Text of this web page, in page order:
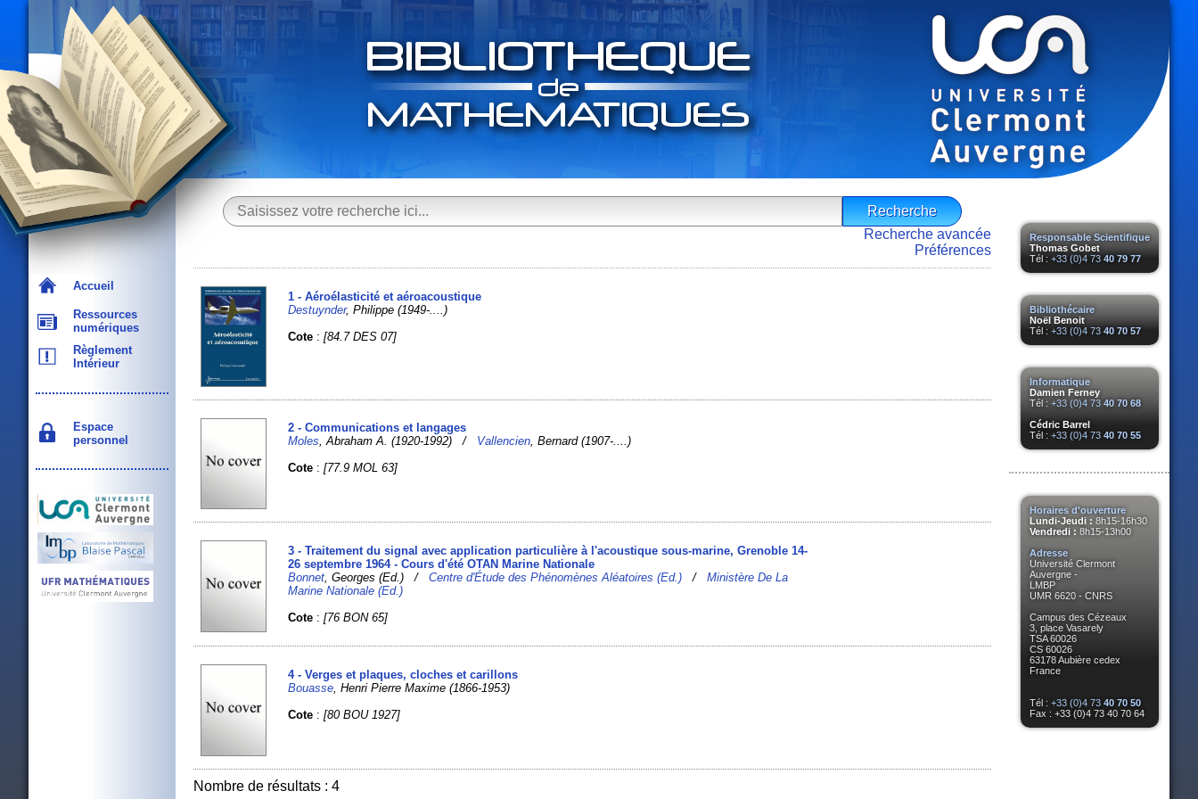
Accueil
Ressources
numériques
Règlement
Intérieur
Espace
personnel
Responsable Scientifique
Thomas Gobet
Tél : +33 (0)4 73 40 79 77
Bibliothécaire
Noël Benoit
Tél : +33 (0)4 73 40 70 57
Informatique
Damien Ferney
Tél : +33 (0)4 73 40 70 68
Cédric Barrel
Tél : +33 (0)4 73 40 70 55
Horaires d'ouverture
Lundi-Jeudi : 8h15-16h30
Vendredi : 8h15-13h00
Adresse
Université Clermont
Auvergne -
LMBP
UMR 6620 - CNRS
Campus des Cézeaux
3, place Vasarely
TSA 60026
CS 60026
63178 Aubière cedex
France
Tél : +33 (0)4 73 40 70 50
Fax : +33 (0)4 73 40 70 64
Recherche avancée
Préférences
1 - Aéroélasticité et aéroacoustique
Destuynder, Philippe (1949-....)
Cote :[84.7 DES 07]
2 - Communications et langages
Moles, Abraham A. (1920-1992) / Vallencien, Bernard (1907-....)
Cote :[77.9 MOL 63]
3 - Traitement du signal avec application particulière à l'acoustique sous-marine, Grenoble 14-
26 septembre 1964 - Cours d'été OTAN Marine Nationale
Bonnet, Georges (Ed.) /Centre d'Étude des Phénomènes Aléatoires (Ed.) /Ministère De La
Marine Nationale (Ed.)
Cote :[76 BON 65]
4 - Verges et plaques, cloches et carillons
Bouasse, Henri Pierre Maxime (1866-1953)
Cote :[80 BOU 1927]
Nombre de résultats : 4